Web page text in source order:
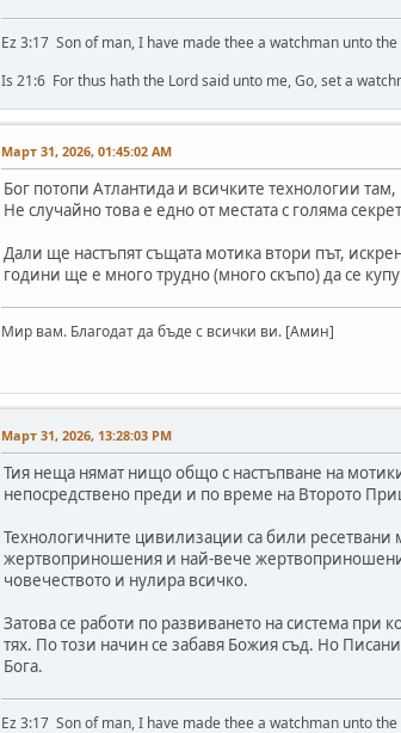
Ez 3:17 Son of man, I have made thee a watchman unto
Is 21:6 For thus hath the Lord said unto me, Go, set a
Март 31, 2026, 01:45:02 AM
Бог потопи Атлантида и всичките технологии
Не случайно това е едно от местата с голяма
Дали ще настъпят същата мотика втори път,
години ще е много трудно (много скъпо) да се
Мир вам. Благодат да бъде с всички ви. [Амин]
Март 31, 2026, 13:28:03 PM
Тия неща нямат нищо общо с настъпване на
непосредствено преди и по време на Второто
Технологичните цивилизации са били
жертвоприношения и най-вече
човечеството и нулира всичко.
Затова се работи по развиването на система при
тях. По този начин се забавя Божия съд. Но
Бога.
Ez 3:17 Son of man, I have made thee a watchman unto